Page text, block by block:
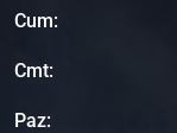
Cum:
Cmt:
Paz: